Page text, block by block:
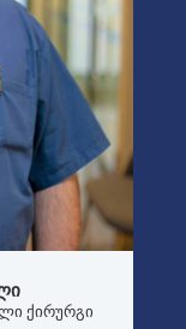
ქირურგი